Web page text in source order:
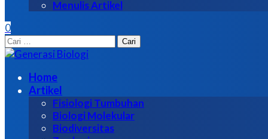
Menulis Artikel
0
Cari
untuk:
Home
Artikel
Fisiologi Tumbuhan
Biologi Molekular
Biodiversitas